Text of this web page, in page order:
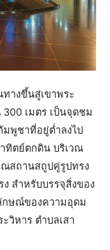
างขึ้นสู่เขาพระ
เมตร เป็นจุดชม
พูชาที่อยู่ต่ำลงไป
ทิตย์ตกดิน บริเวณ
ณสถานสถูปคู่รูปทรง
สำหรับบรรจุสิ่งของ
กษณ์ของความอุดม
วิหาร ตำบลเสา